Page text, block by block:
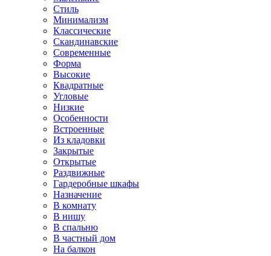
Стиль
Минимализм
Классические
Скандинавские
Современные
Форма
Высокие
Квадратные
Угловые
Низкие
Особенности
Встроенные
Из кладовки
Закрытые
Открытые
Раздвижные
Гардеробные шкафы
Назначение
В комнату
В нишу
В спальню
В частный дом
На балкон